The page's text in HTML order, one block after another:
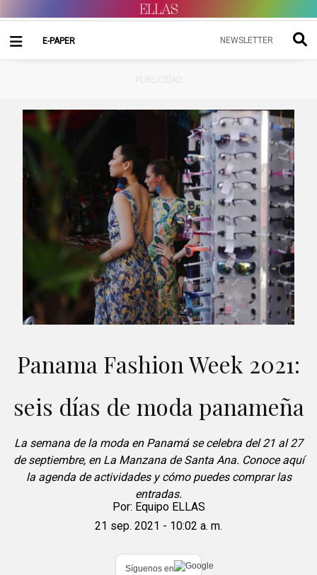
E-PAPER NEWSLETTER
PUBLICIDAD
Panama Fashion Week 2021:
seis días de moda panameña
La semana de la moda en Panamá se celebra del 21 al 27
de septiembre, en La Manzana de Santa Ana. Conoce aquí
la agenda de actividades y cómo puedes comprar las
entradas.
Por: Equipo ELLAS
21 sep. 2021 - 10:02 a. m.
Síguenos en